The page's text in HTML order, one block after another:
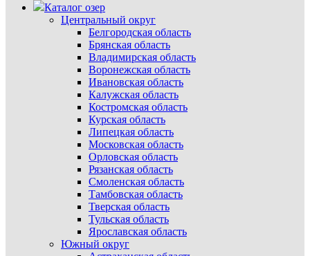
Каталог озер
Центральный округ
Белгородская область
Брянская область
Владимирская область
Воронежская область
Ивановская область
Калужская область
Костромская область
Курская область
Липецкая область
Московская область
Орловская область
Рязанская область
Смоленская область
Тамбовская область
Тверская область
Тульская область
Ярославская область
Южный округ